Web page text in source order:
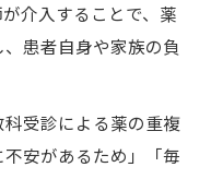
介入することで、薬
患者自身や家族の負
受診による薬の重複
安があるため」「毎